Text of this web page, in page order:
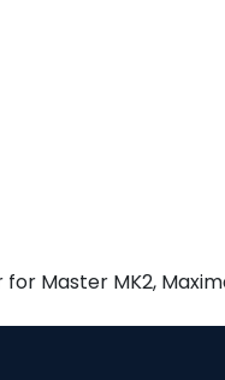
Master MK2,